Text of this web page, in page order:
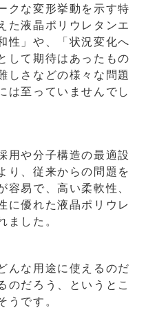
クな変形挙動を示す特
た液晶ポリウレタンエ
性」や、「状況変化へ
して期待はあったもの
しさなどの様々な問題
は至っていませんでし
用や分子構造の最適設
り、従来からの問題を
易で、高い柔軟性、
に優れた液晶ポリウレ
した。
んな用途に使えるのだ
のだろう、というとこ
です。